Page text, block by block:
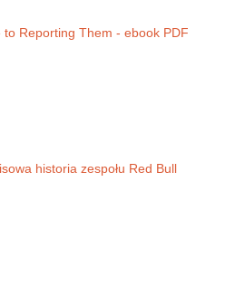
to Reporting Them - ebook PDF
historia zespołu Red Bull